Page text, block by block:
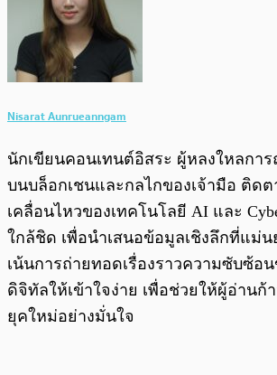
Nisarat Aunrueanngam
นักเขียนคอนเทนต์อิสระ ผู้หลงใหลกา
บนบล็อกเชนและกลไกของเจ้ามือ ติด
เคลื่อนไหวของเทคโนโลยี AI และ
ใกล้ชิด เพื่อนำเสนอข้อมูลเชิงลึกที่แม่
เน้นการถ่ายทอดเรื่องราวความซับซ้อ
ดิจิทัลให้เข้าใจง่าย เพื่อช่วยให้ผู้อ่านก้
ยุคใหม่อย่างมั่นใจ